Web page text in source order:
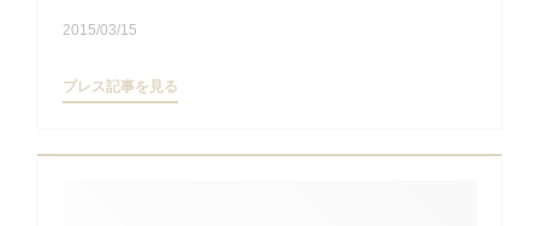
2015/03/15
プレス記事を見る